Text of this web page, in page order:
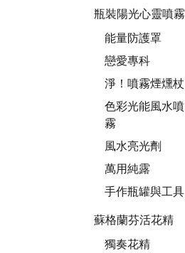
瓶裝陽光心靈噴霧
能量防護罩
戀愛專科
淨！噴霧煙燻杖
色彩光能風水噴
霧
風水亮光劑
萬用純露
手作瓶罐與工具
蘇格蘭芬活花精
獨奏花精